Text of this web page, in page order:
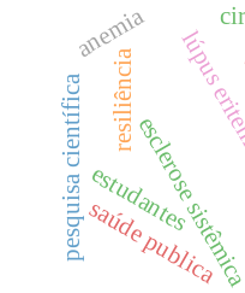
escleroselúpus
resiliência
saúde publica
pesquisa científica
anemia
estudantes